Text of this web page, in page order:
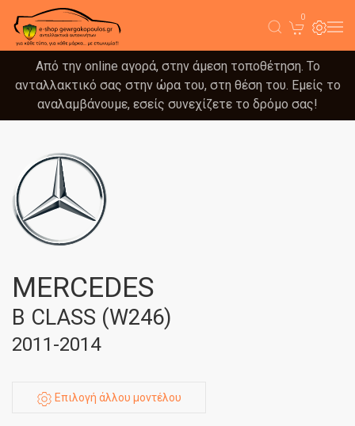
0
Από την online αγορά, στην άμεση τοποθέτηση. Το
ανταλλακτικό σας στην ώρα του, στη θέση του. Εμείς το
αναλαμβάνουμε, εσείς συνεχίζετε το δρόμο σας!
MERCEDES
B CLASS (W246)
2011-2014
Επιλογή άλλου μοντέλου